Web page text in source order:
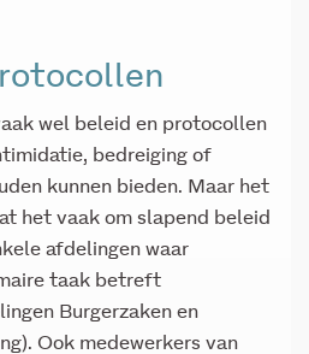
wel beleid en protocollen
bedreiging of
kunnen bieden. Maar het
het vaak om slapend beleid
afdelingen waar
taak betreft
Burgerzaken en
Ook medewerkers van